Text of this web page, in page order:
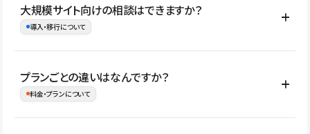
はい。既存サイトの構成やコンテンツ、URLを整理したうえで、
Studio上に再構築する形で移行できます。 WordPressの場合は、
イト全体のデザインや設定がそのまま移行されるわけではないた
め、移行後にページ構成やデザイン、CMS設計、URL・リダイレク
大規模サイト向けの相談はできますか？
導入・移行について
はい。アクセス規模が大きいサイトや、複数部門での運用、権限管
理、セキュリティ確認、既存システムとの連携など、個別の要件が
プランごとの違いはなんですか？
料金・プランについて